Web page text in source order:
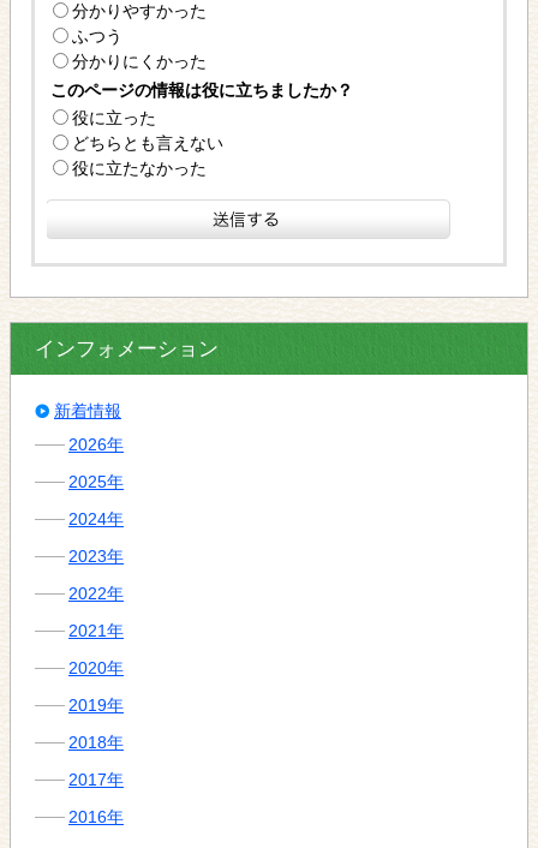
分かりやすかった
ふつう
分かりにくかった
このページの情報は役に立ちましたか？
役に立った
どちらとも言えない
役に立たなかった
インフォメーション
新着情報
2026年
2025年
2024年
2023年
2022年
2021年
2020年
2019年
2018年
2017年
2016年